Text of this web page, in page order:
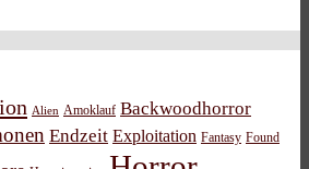
Alien Amoklauf Backwoodhorror
Endzeit Exploitation Fantasy Found